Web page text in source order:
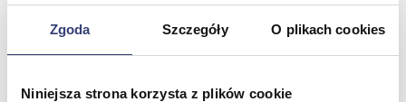
Zgoda Szczegóły O plikach cookies
Niniejsza strona korzysta z plików cookie
Weterynaria
Laryngologia